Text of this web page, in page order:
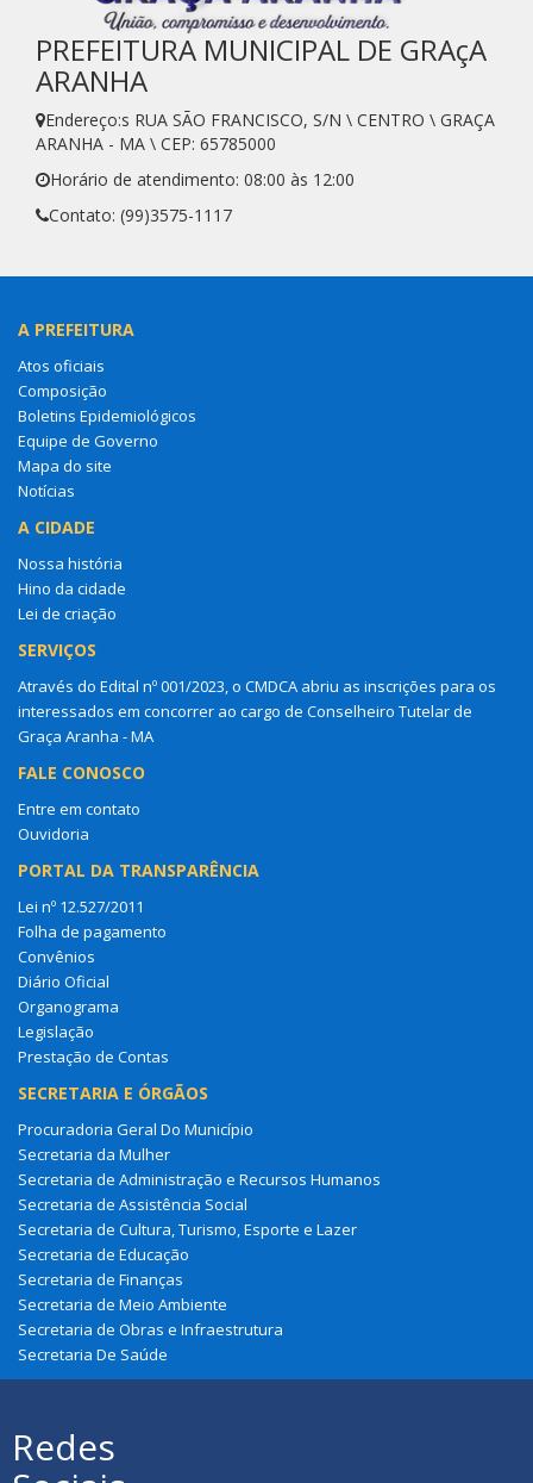
PREFEITURA MUNICIPAL DE GRAçA
ARANHA
Endereço:s RUA SÃO FRANCISCO, S/N \ CENTRO \ GRAÇA
ARANHA - MA \ CEP: 65785000
Horário de atendimento: 08:00 às 12:00
Contato: (99)3575-1117
A PREFEITURA
Atos oficiais
Composição
Boletins Epidemiológicos
Equipe de Governo
Mapa do site
Notícias
A CIDADE
Nossa história
Hino da cidade
Lei de criação
SERVIÇOS
Através do Edital nº 001/2023, o CMDCA abriu as inscrições para os
interessados em concorrer ao cargo de Conselheiro Tutelar de
Graça Aranha - MA
FALE CONOSCO
Entre em contato
Ouvidoria
PORTAL DA TRANSPARÊNCIA
Lei nº 12.527/2011
Folha de pagamento
Convênios
Diário Oficial
Organograma
Legislação
Prestação de Contas
SECRETARIA E ÓRGÃOS
Procuradoria Geral Do Município
Secretaria da Mulher
Secretaria de Administração e Recursos Humanos
Secretaria de Assistência Social
Secretaria de Cultura, Turismo, Esporte e Lazer
Secretaria de Educação
Secretaria de Finanças
Secretaria de Meio Ambiente
Secretaria de Obras e Infraestrutura
Secretaria De Saúde
Redes